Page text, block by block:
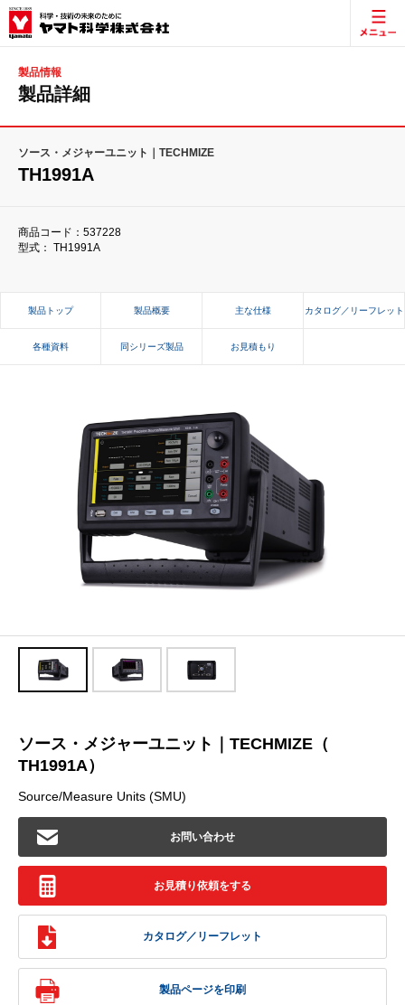
製品情報
製品詳細
ソース・メジャーユニット｜TECHMIZE
TH1991A
商品コード：537228
型式： TH1991A
製品トップ 製品概要 主な仕様 カタログ／リーフレット
各種資料 同シリーズ製品 お見積もり
ソース・メジャーユニット｜TECHMIZE（
TH1991A）
Source/Measure Units (SMU)
お問い合わせ
お見積り依頼をする
カタログ／リーフレット
製品ページを印刷